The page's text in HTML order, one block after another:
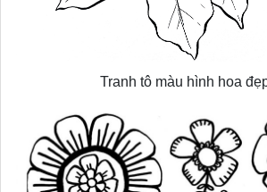
Tranh tô màu hình hoa